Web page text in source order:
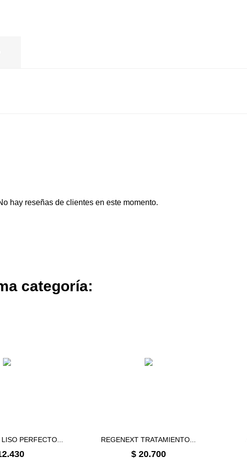
hay reseñas de clientes en este momento.
categoría:
PERFECTO... REGENEXT TRATAMIENTO...
Precio
$ 20.700